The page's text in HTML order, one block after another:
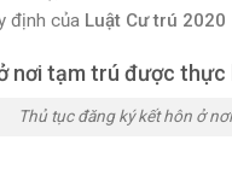
định của Luật Cư trú 2020
nơi tạm trú được thực
Thủ tục đăng ký kết hôn ở